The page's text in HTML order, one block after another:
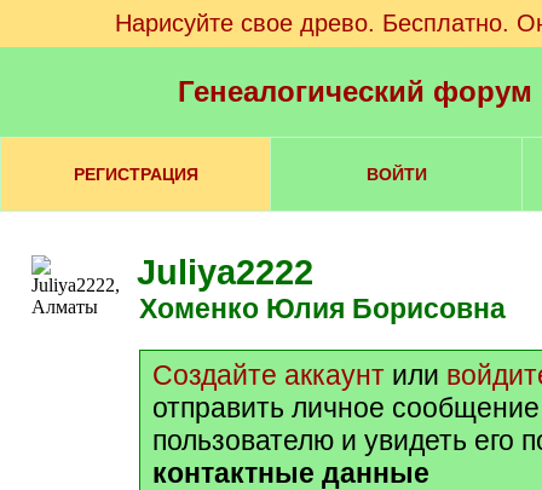
Нарисуйте свое древо. Бесплатно.
Генеалогический
РЕГИСТРАЦИЯ ВОЙТИ
Juliya2222
Хоменко Юлия Борисовна
Создайте аккаунт или
отправить личное
пользователю и увидеть его
контактные данные